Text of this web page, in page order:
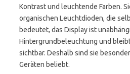
Kontrast und leuchtende Farben.
organischen Leuchtdioden, die
bedeutet, das Display ist
Hintergrundbeleuchtung und
sichtbar. Deshalb sind sie
Geräten beliebt.